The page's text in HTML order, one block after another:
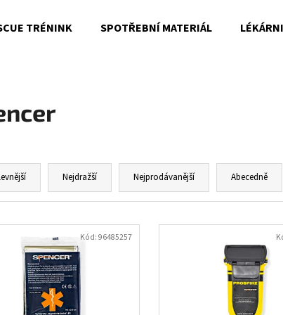
TRÉNINK SPOTŘEBNÍ MATERIÁL
Nejdražší Nejprodávanější Abecedně
Kód:96485257
Doporučujeme